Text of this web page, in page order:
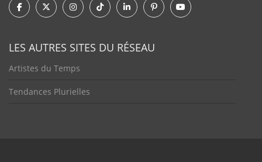
LES AUTRES SITES DU RÉSEAU
Artistes du Temps
Tendances Plurielles